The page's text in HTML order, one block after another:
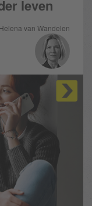
leven
Helena van Wandelen